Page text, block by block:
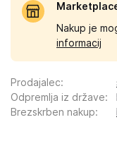
Nakup je
informacij
Prodajalec:
Odpremlja iz države:
Brezskrben nakup: